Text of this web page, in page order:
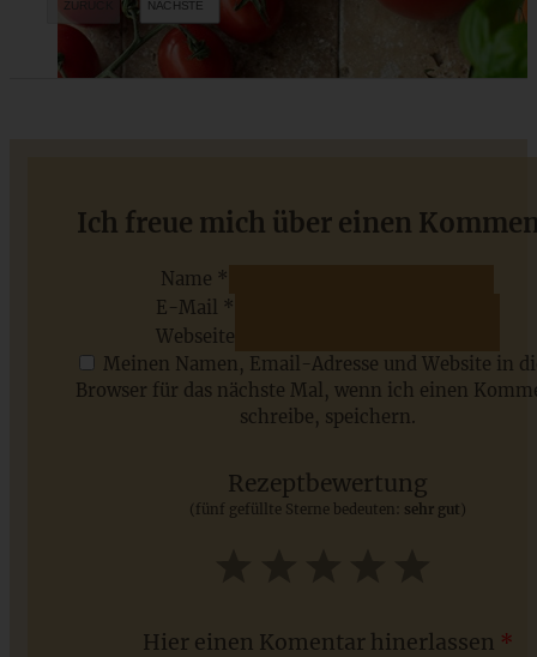
Saftiger Rüblikuchen – Carrot-Cake – Möhren-Gugelhupf
mit Frischkäse-Kern
Saisonale Rezepte im Juli - meine 7 sommerlichen
Ich freue mich über einen
Name *
E-Mail *
Webseite
Meinen Namen, Email-Adresse und Website in
Browser für das nächste Mal, wenn ich einen
schreibe, speichern.
Rezeptbewertung
(fünf gefüllte Sterne bedeuten: sehr gut )
Hier einen Komentar hinerlassen *